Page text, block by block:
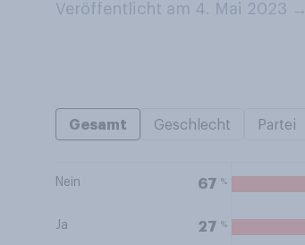
Veröffentlicht am 4. Mai 2023 →
Gesamt Geschlecht Partei
Nein 67 %
Ja 27 %